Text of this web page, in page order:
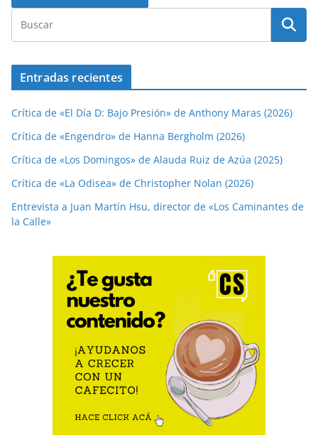
Entradas recientes
Crítica de «El Día D: Bajo Presión» de Anthony Maras (2026)
Crítica de «Engendro» de Hanna Bergholm (2026)
Crítica de «Los Domingos» de Alauda Ruiz de Azúa (2025)
Crítica de «La Odisea» de Christopher Nolan (2026)
Entrevista a Juan Martín Hsu, director de «Los Caminantes de
la Calle»